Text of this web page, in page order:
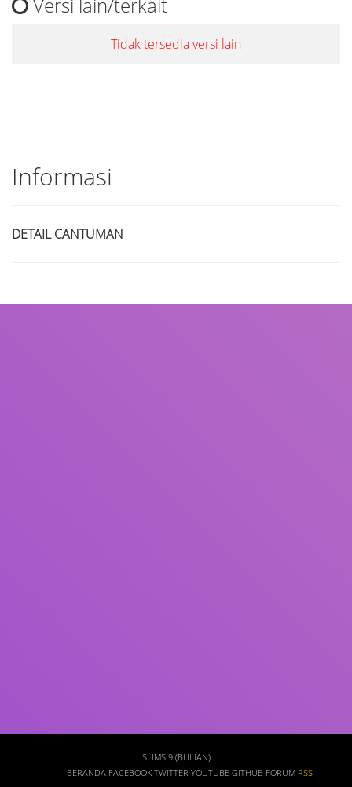
Tidak tersedia versi lain
Informasi
DETAIL CANTUMAN
SLIMS 9 (BULIAN)
BERANDA FACEBOOK TWITTER YOUTUBE GITHUB FORUM RSS